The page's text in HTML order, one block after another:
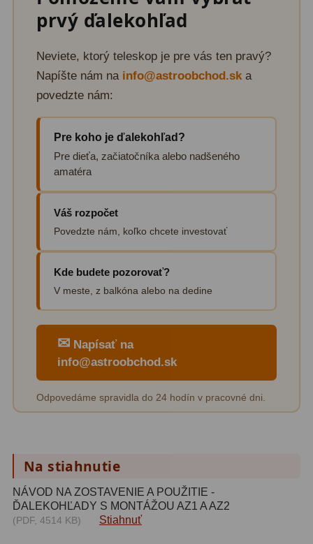
Diagonálne zrkadielka36
Diagonálne hranoly
Amici hranoly 45°11
Amici hranoly 90°7
Astrofotografia
Planetárne kamery19
Deep-Sky kamery
Guiding kamery14
T-krúžky
Adaptéry projekční 11
Adaptéry T2
Adaptéry M48
Filtry L-RGB7
Filtry Pass 6
Filtrové kolesá a rámy16
prvý ďalekohľad
Neviete, ktorý teleskop je pre vás ten pravý?
Napíšte nám na info@astroobchod.sk a
povedzte nám:
Pre koho je ďalekohľad?
Pre dieťa, začiatočníka alebo nadšeného
amatéra
Váš rozpočet
Povedzte nám, koľko chcete investovať
Kde budete pozorovať?
V meste, z balkóna alebo na dedine
✉ Napísať na
info@astroobchod.sk
Odpovedáme spravidla do 24 hodín v pracovné dni.
Na stiahnutie
NÁVOD NA ZOSTAVENIE A POUŽITIE -
ĎALEKOHĽADY S MONTÁŽOU AZ1 A AZ2
(PDF, 4514 KB) Stiahnuť